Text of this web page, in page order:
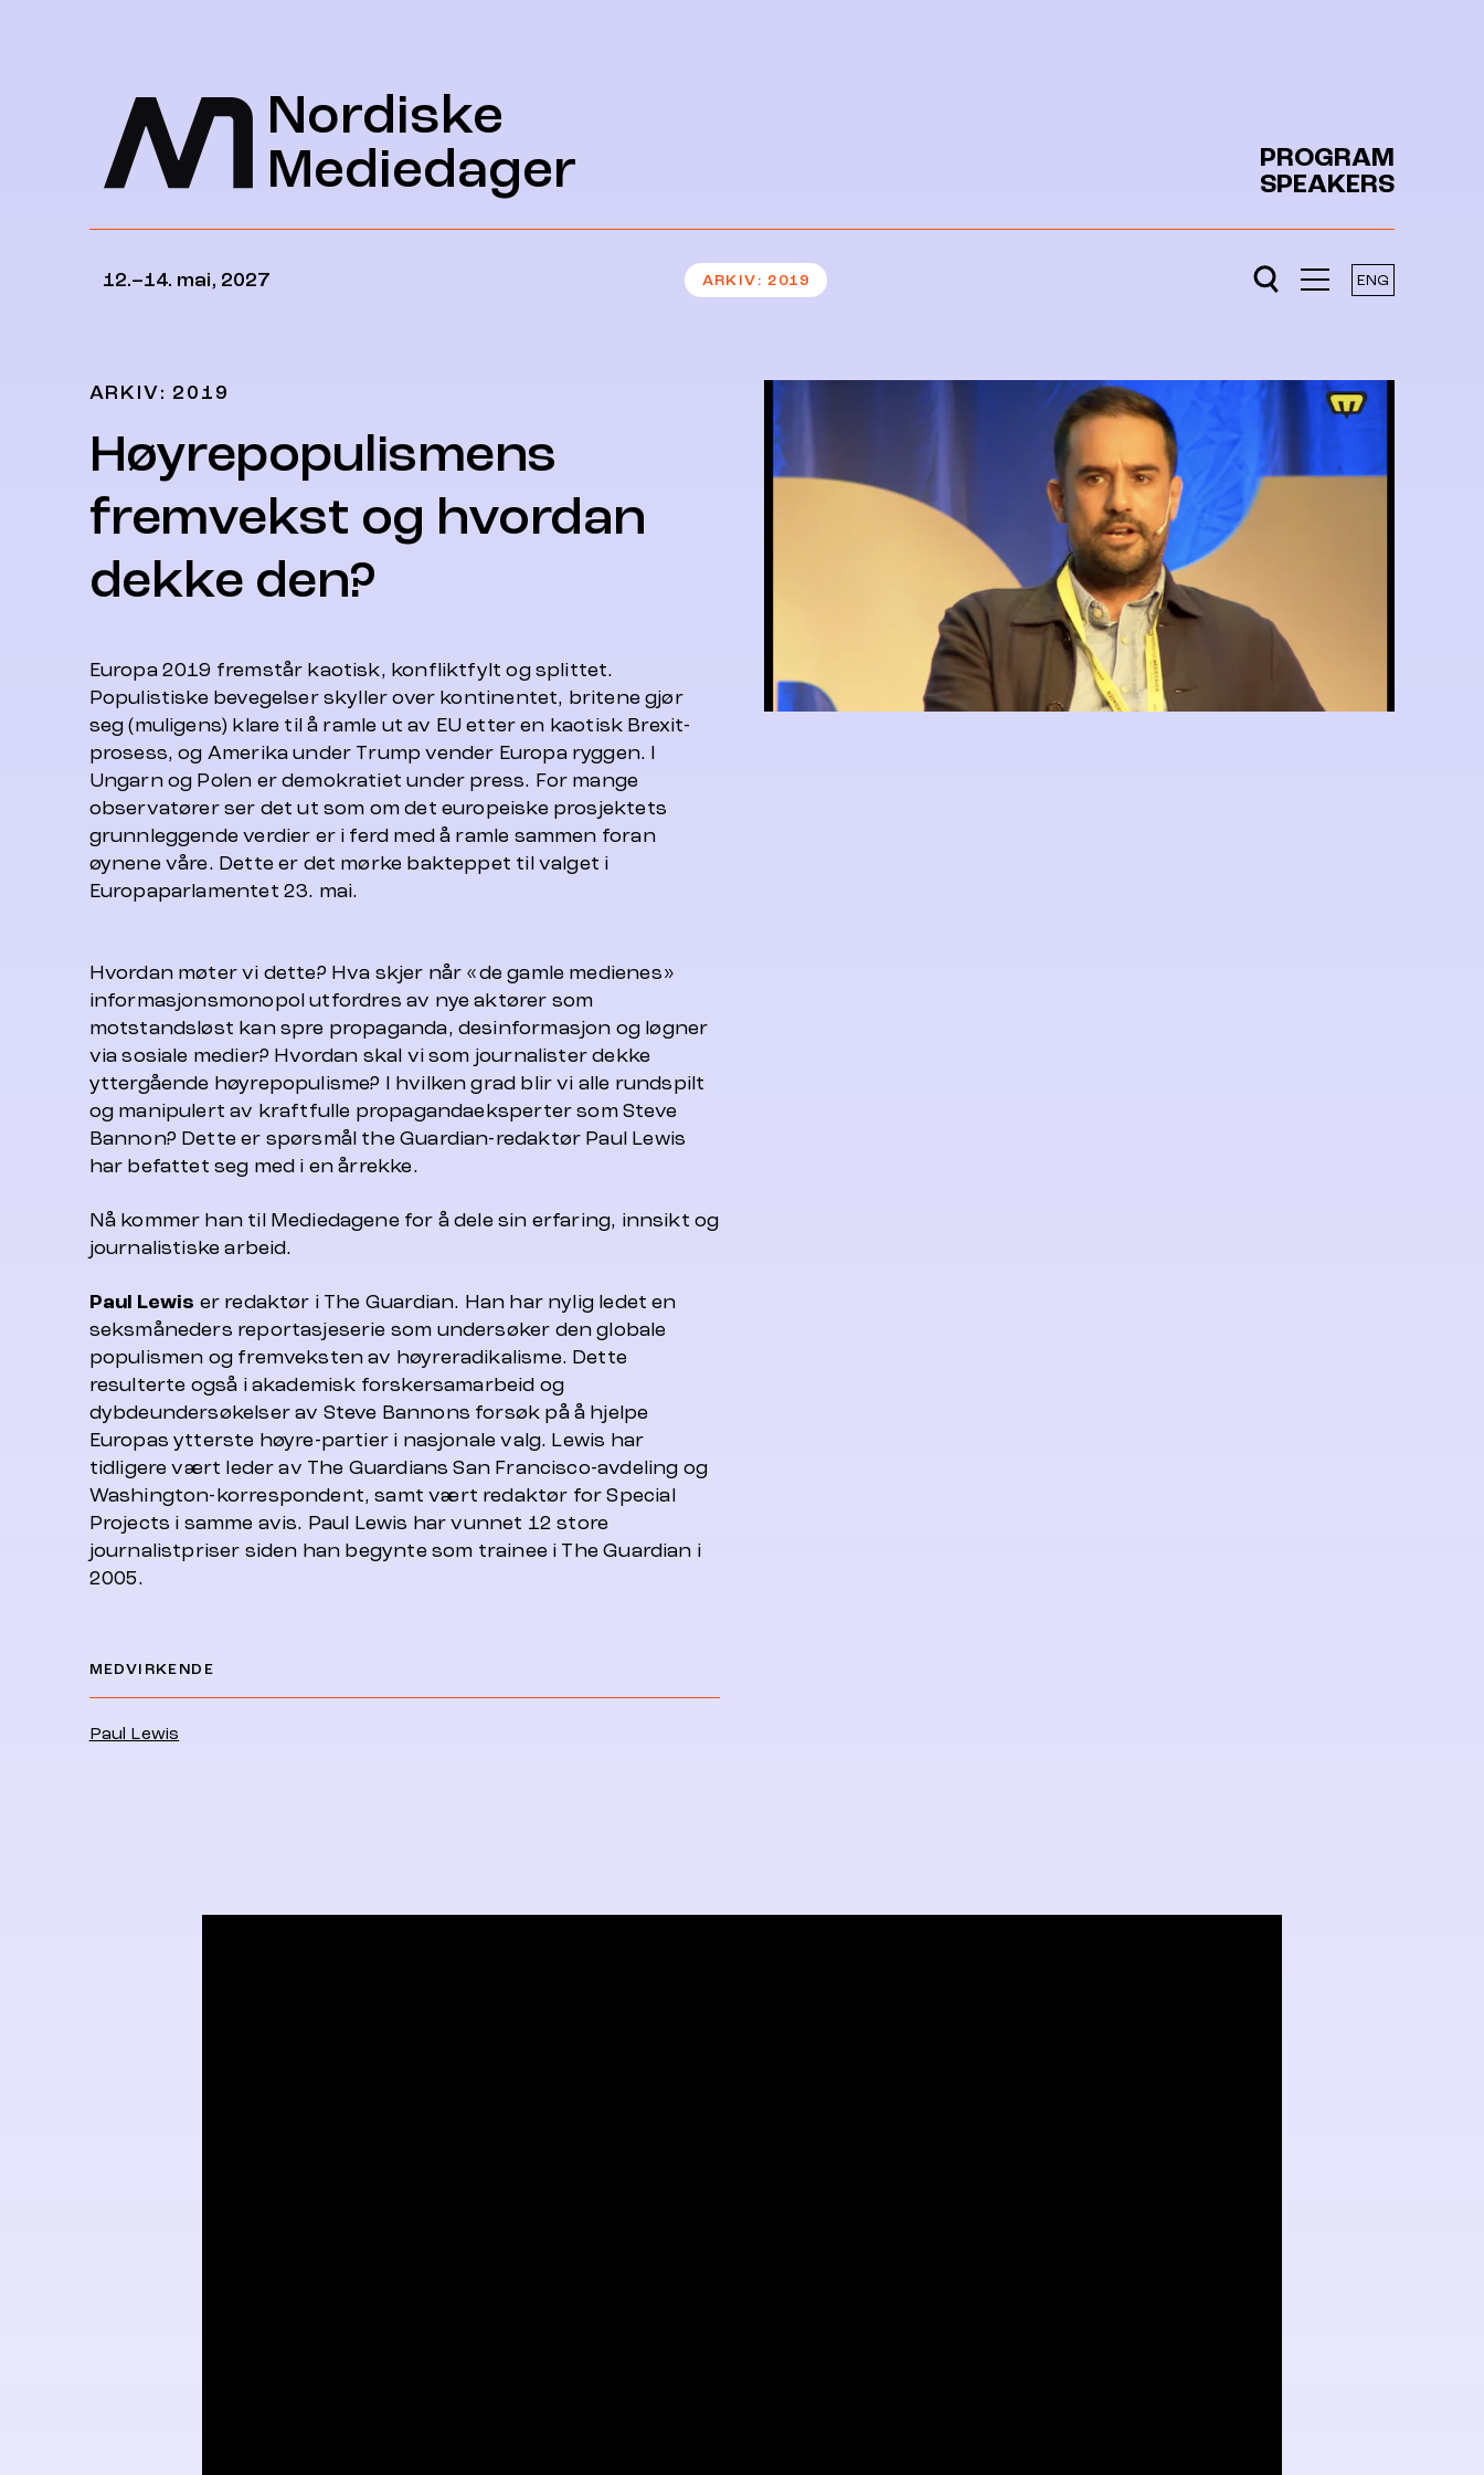
Nordiske
Mediedager
PROGRAM
SPEAKERS
12.–14. mai, 2027 ARKIV 2019 ENG
ARKIV: 2019
Høyrepopulismens
fremvekst og hvordan
dekke den?
Europa 2019 fremstår kaotisk, konfliktfylt og splittet.
Populistiske bevegelser skyller over kontinentet, britene gjør
seg (muligens) klare til å ramle ut av EU etter en kaotisk Brexit-
prosess, og Amerika under Trump vender Europa ryggen. I
Ungarn og Polen er demokratiet under press. For mange
observatører ser det ut som om det europeiske prosjektets
grunnleggende verdier er i ferd med å ramle sammen foran
øynene våre. Dette er det mørke bakteppet til valget i
Europaparlamentet 23. mai.
Hvordan møter vi dette? Hva skjer når «de gamle medienes»
informasjonsmonopol utfordres av nye aktører som
motstandsløst kan spre propaganda, desinformasjon og løgner
via sosiale medier? Hvordan skal vi som journalister dekke
yttergående høyrepopulisme? I hvilken grad blir vi alle rundspilt
og manipulert av kraftfulle propagandaeksperter som Steve
Bannon? Dette er spørsmål the Guardian-redaktør Paul Lewis
har befattet seg med i en årrekke.
Nå kommer han til Mediedagene for å dele sin erfaring, innsikt og
journalistiske arbeid.
Paul Lewis er redaktør i The Guardian. Han har nylig ledet en
seksmåneders reportasjeserie som undersøker den globale
populismen og fremveksten av høyreradikalisme. Dette
resulterte også i akademisk forskersamarbeid og
dybdeundersøkelser av Steve Bannons forsøk på å hjelpe
Europas ytterste høyre-partier i nasjonale valg. Lewis har
tidligere vært leder av The Guardians San Francisco-avdeling og
Washington-korrespondent, samt vært redaktør forSpecial
Projects i samme avis. Paul Lewis har vunnet 12 store
journalistpriser siden han begynte som trainee i The Guardian i
2005.
MEDVIRKENDE
Paul Lewis